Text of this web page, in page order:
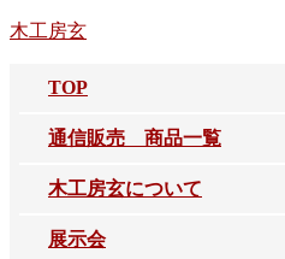
コ
ナ
木工房玄
TOP
通信販売 商品一覧
木工房玄について
展示会